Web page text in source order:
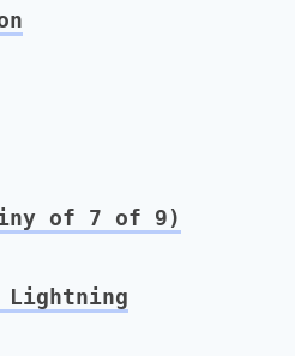
of 7 of 9)
Lightning